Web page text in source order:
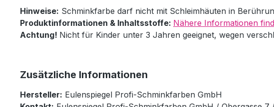
Hinweise: Schminkfarbe darf nicht mit Schleimhäuten in
Produktinformationen & Inhaltsstoffe: Nähere Informationen
Achtung! Nicht für Kinder unter 3 Jahren geeignet, wegen
Zusätzliche Informationen
Hersteller: Eulenspiegel Profi-Schminkfarben GmbH